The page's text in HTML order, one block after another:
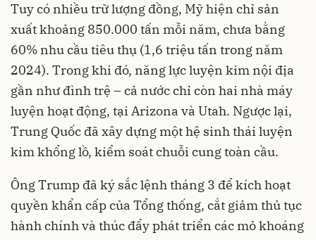
Tuy có nhiều trữ lượng đồng, Mỹ hiện chỉ sản
xuất khoảng 850.000 tấn mỗi năm, chưa bằng
60% nhu cầu tiêu thụ (1,6 triệu tấn trong năm
2024). Trong khi đó, năng lực luyện kim nội địa
gần như đình trệ – cả nước chỉ còn hai nhà máy
luyện hoạt động, tại Arizona và Utah. Ngược lại,
Trung Quốc đã xây dựng một hệ sinh thái luyện
kim khổng lồ, kiểm soát chuỗi cung toàn cầu.
Ông Trump đã ký sắc lệnh tháng 3 để kích hoạt
quyền khẩn cấp của Tổng thống, cắt giảm thủ tục
hành chính và thúc đẩy phát triển các mỏ khoáng